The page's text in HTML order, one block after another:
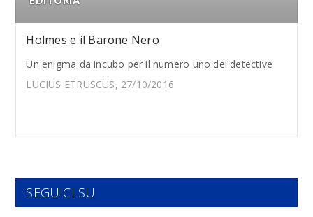
Holmes e il Barone Nero
Un enigma da incubo per il numero uno dei detective
LUCIUS ETRUSCUS, 27/10/2016
SEGUICI SU